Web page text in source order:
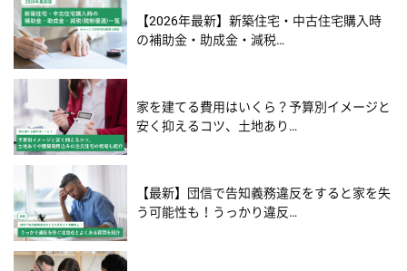
【2026年最新】新築住宅・中古住宅購入時
の補助金・助成金・減税…
家を建てる費用はいくら？予算別イメージと
安く抑えるコツ、土地あり…
【最新】団信で告知義務違反をすると家を失
う可能性も！うっかり違反…